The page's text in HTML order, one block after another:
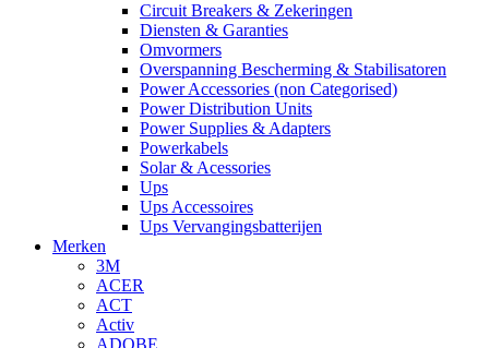
Circuit Breakers & Zekeringen
Diensten & Garanties
Omvormers
Overspanning Bescherming & Stabilisatoren
Power Accessories (non Categorised)
Power Distribution Units
Power Supplies & Adapters
Powerkabels
Solar & Acessories
Ups
Ups Accessoires
Ups Vervangingsbatterijen
Merken
3M
ACER
ACT
Activ
ADOBE